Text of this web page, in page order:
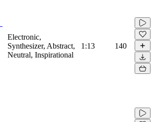
Electronic,
Synthesizer, Abstract,
Neutral, Inspirational
1:13 140